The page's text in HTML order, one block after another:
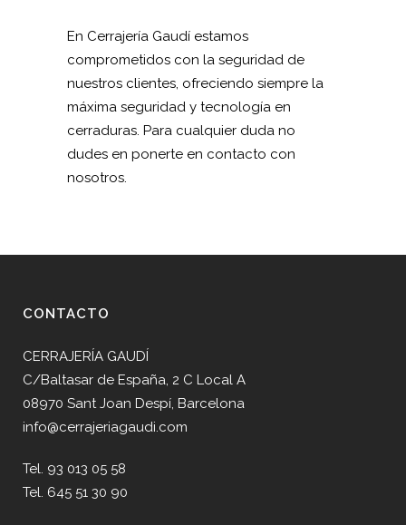
En Cerrajería Gaudí estamos
comprometidos con la seguridad de
nuestros clientes, ofreciendo siempre la
máxima seguridad y tecnología en
cerraduras. Para cualquier duda no
dudes en ponerte en contacto con
nosotros.
CONTACTO
CERRAJERÍA GAUDÍ
C/Baltasar de España, 2 C Local A
08970 Sant Joan Despí, Barcelona
info@cerrajeriagaudi.com
Tel. 93 013 05 58
Tel. 645 51 30 90